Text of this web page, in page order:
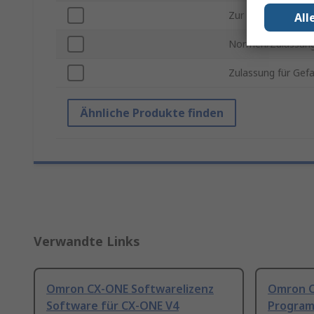
Zur Verwendung
Normen/
Zulassung für
Ähnliche Produkte finden
Verwandte Links
Omron CX-ONE Softwarelizenz
Software für CX-ONE V4
Omron